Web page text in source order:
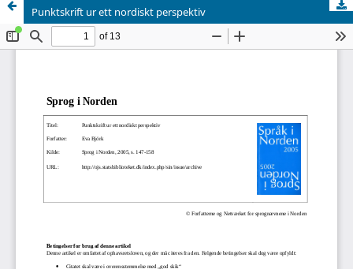
Punktskrift ur ett nordiskt perspektiv